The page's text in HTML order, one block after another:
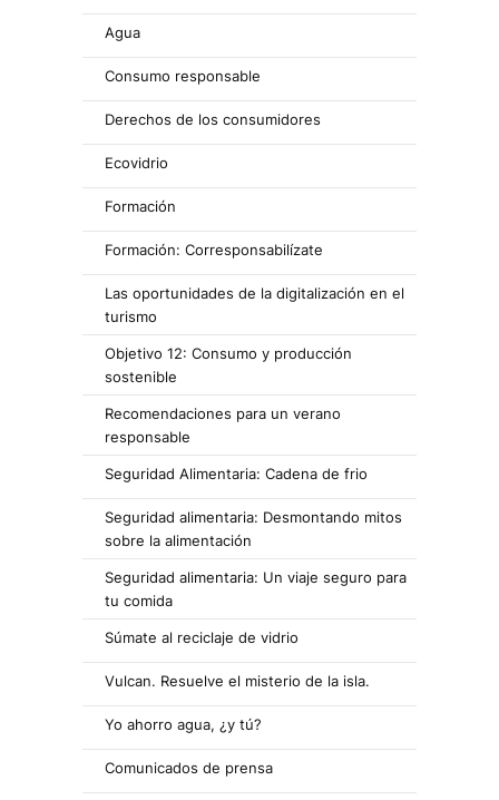
Agua
Consumo responsable
Derechos de los consumidores
Ecovidrio
Formación
Formación: Corresponsabilízate
Las oportunidades de la digitalización en el
turismo
Objetivo 12: Consumo y producción
sostenible
Recomendaciones para un verano
responsable
Seguridad Alimentaria: Cadena de frio
Seguridad alimentaria: Desmontando mitos
sobre la alimentación
Seguridad alimentaria: Un viaje seguro para
tu comida
Súmate al reciclaje de vidrio
Vulcan. Resuelve el misterio de la isla.
Yo ahorro agua, ¿y tú?
Comunicados de prensa